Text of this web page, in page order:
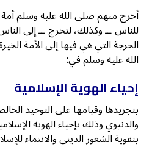
أخرج منهم صلى الله عليه وسلم
للناس ــ وكذلك، لتخرج ــ إلى
الحرجة التي هي فيها إلى الأمة
الله عليه وسلم في:
إحياء الهوية الإسلامية
بتجريدها وقيامها على التوحيد
والدنيوي وذلك بإحياء الهوية
بتقوية الشعور الديني والانتماء